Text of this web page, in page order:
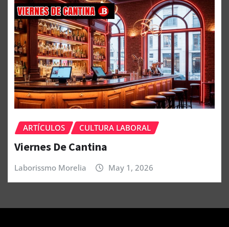
ARTÍCULOS CULTURA LABORAL
Viernes De Cantina
Laborissmo Morelia May 1, 2026